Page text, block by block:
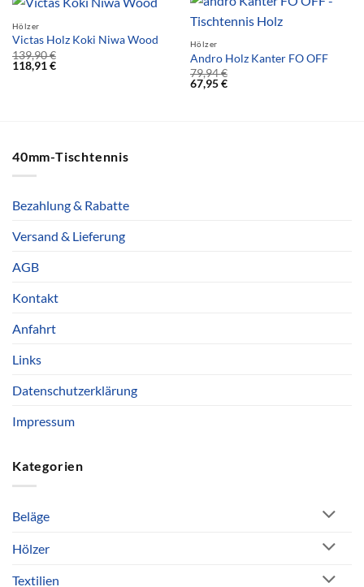
Hölzer
Victas Holz Koki Niwa Wood
139,90€
118,91€
Hölzer
Andro Holz Kanter FO OFF
79,94€
67,95€
40mm-Tischtennis
Bezahlung & Rabatte
Versand & Lieferung
AGB
Kontakt
Anfahrt
Links
Datenschutzerklärung
Impressum
Kategorien
Beläge
Hölzer
Textilien